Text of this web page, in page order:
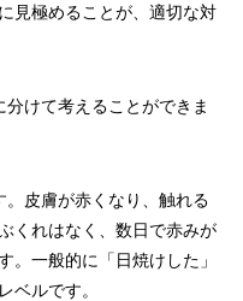
見極めることが、適切な対
けて考えることができま
皮膚が赤くなり、触れる
くれはなく、数日で赤みが
。一般的に「日焼けした」
ベルです。